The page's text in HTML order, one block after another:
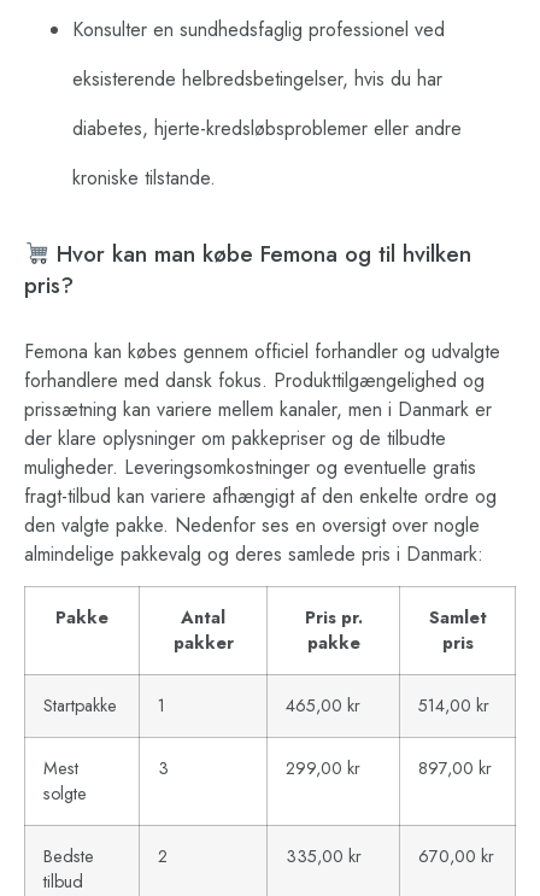
Konsulter en sundhedsfaglig professionel ved
eksisterende helbredsbetingelser, hvis du har
diabetes, hjerte-kredsløbsproblemer eller andre
kroniske tilstande.
Hvor kan man købe Femona og til hvilken
pris?
Femona kan købes gennem officiel forhandler og udvalgte
forhandlere med dansk fokus. Produkttilgængelighed og
prissætning kan variere mellem kanaler, men i Danmark er
der klare oplysninger om pakkepriser og de tilbudte
muligheder. Leveringsomkostninger og eventuelle gratis
fragt-tilbud kan variere afhængigt af den enkelte ordre og
den valgte pakke. Nedenfor ses en oversigt over nogle
almindelige pakkevalg og deres samlede pris i Danmark:
Pakke
Antal
pakker
Pris pr.
pakke
Samlet
pris
Startpakke 1 465,00 kr 514,00 kr
Mest
solgte
3 299,00 kr 897,00 kr
Bedste
tilbud
2 335,00 kr 670,00 kr